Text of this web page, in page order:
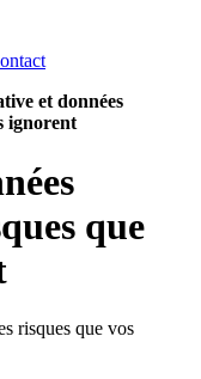
et données
ignorent
que